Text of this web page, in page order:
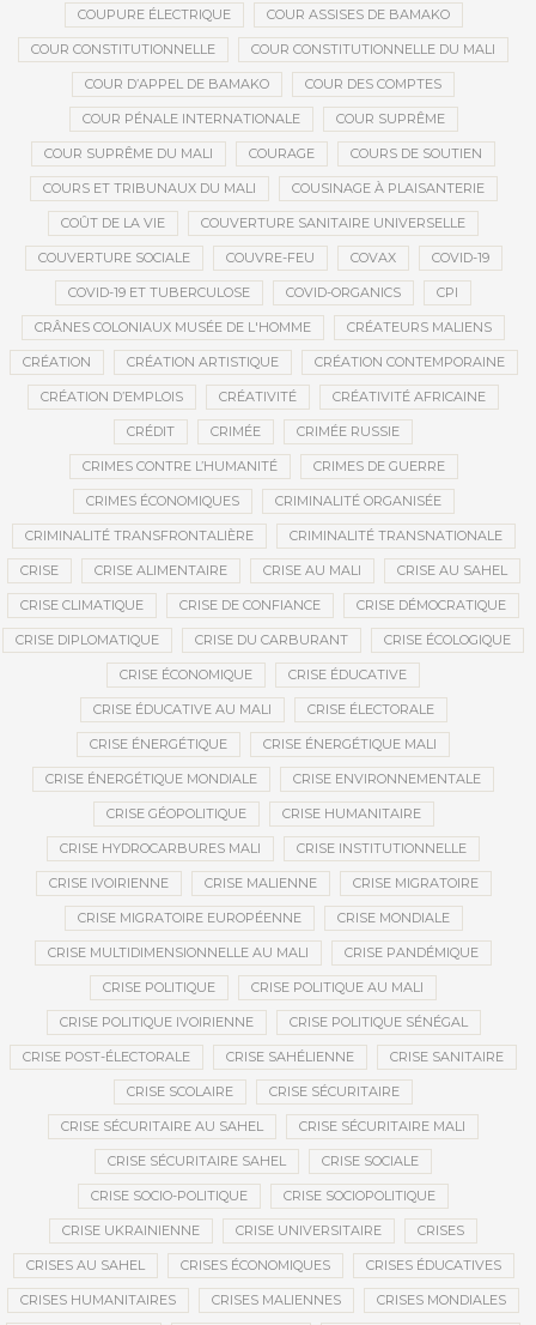
COUPURE ÉLECTRIQUE COUR ASSISES DE BAMAKO
COUR CONSTITUTIONNELLE COUR CONSTITUTIONNELLE DU MALI
COUR D’APPEL DE BAMAKO COUR DES COMPTES
COUR PÉNALE INTERNATIONALE COUR SUPRÊME
COUR SUPRÊME DU MALI COURAGE COURS DE SOUTIEN
COURS ET TRIBUNAUX DU MALI COUSINAGE À PLAISANTERIE
COÛT DE LA VIE COUVERTURE SANITAIRE UNIVERSELLE
COUVERTURE SOCIALE COUVRE-FEU COVAX COVID-19
COVID-19 ET TUBERCULOSE COVID-ORGANICS CPI
CRÂNES COLONIAUX MUSÉE DE L'HOMME CRÉATEURS MALIENS
CRÉATION CRÉATION ARTISTIQUE CRÉATION CONTEMPORAINE
CRÉATION D’EMPLOIS CRÉATIVITÉ CRÉATIVITÉ AFRICAINE
CRÉDIT CRIMÉE CRIMÉE RUSSIE
CRIMES CONTRE L’HUMANITÉ CRIMES DE GUERRE
CRIMES ÉCONOMIQUES CRIMINALITÉ ORGANISÉE
CRIMINALITÉ TRANSFRONTALIÈRE CRIMINALITÉ TRANSNATIONALE
CRISE CRISE ALIMENTAIRE CRISE AU MALI CRISE AU SAHEL
CRISE CLIMATIQUE CRISE DE CONFIANCE CRISE DÉMOCRATIQUE
CRISE DIPLOMATIQUE CRISE DU CARBURANT CRISE ÉCOLOGIQUE
CRISE ÉCONOMIQUE CRISE ÉDUCATIVE
CRISE ÉDUCATIVE AU MALI CRISE ÉLECTORALE
CRISE ÉNERGÉTIQUE CRISE ÉNERGÉTIQUE MALI
CRISE ÉNERGÉTIQUE MONDIALE CRISE ENVIRONNEMENTALE
CRISE GÉOPOLITIQUE CRISE HUMANITAIRE
CRISE HYDROCARBURES MALI CRISE INSTITUTIONNELLE
CRISE IVOIRIENNE CRISE MALIENNE CRISE MIGRATOIRE
CRISE MIGRATOIRE EUROPÉENNE CRISE MONDIALE
CRISE MULTIDIMENSIONNELLE AU MALI CRISE PANDÉMIQUE
CRISE POLITIQUE CRISE POLITIQUE AU MALI
CRISE POLITIQUE IVOIRIENNE CRISE POLITIQUE SÉNÉGAL
CRISE POST-ÉLECTORALE CRISE SAHÉLIENNE CRISE SANITAIRE
CRISE SCOLAIRE CRISE SÉCURITAIRE
CRISE SÉCURITAIRE AU SAHEL CRISE SÉCURITAIRE MALI
CRISE SÉCURITAIRE SAHEL CRISE SOCIALE
CRISE SOCIO-POLITIQUE CRISE SOCIOPOLITIQUE
CRISE UKRAINIENNE CRISE UNIVERSITAIRE CRISES
CRISES AU SAHEL CRISES ÉCONOMIQUES CRISES ÉDUCATIVES
CRISES HUMANITAIRES CRISES MALIENNES CRISES MONDIALES